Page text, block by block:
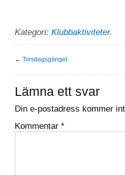
Kategori: Klubbaktiviteter.
← Torsdagsgänget
Lämna ett svar
Din e-postadress kommer
Kommentar *